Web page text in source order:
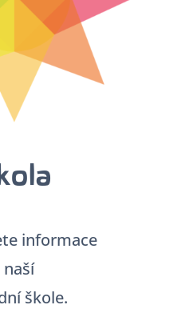
informace
naší
škole.